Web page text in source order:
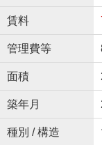
賃料
管理費等
面積
築年月
種別 / 構造